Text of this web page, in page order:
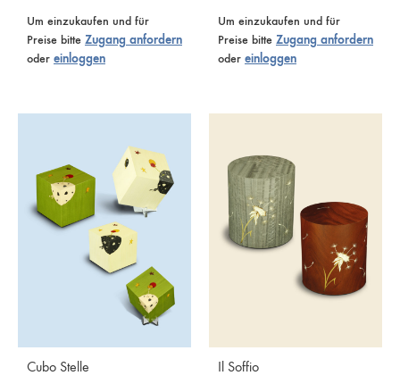
Um einzukaufen und für
Preise bitte Zugang anfordern
oder einloggen
Um einzukaufen und für
Preise bitte Zugang anfordern
oder einloggen
Cubo Stelle Il Soffio